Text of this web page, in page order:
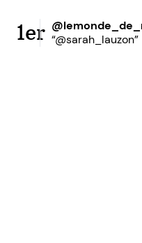
1er “@sarah_lauzon”